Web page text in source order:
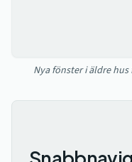
Nya fönster i äldre